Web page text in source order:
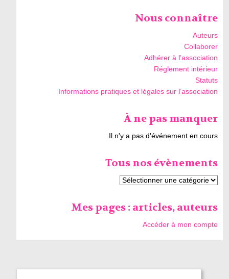
Nous connaître
Auteurs
Collaborer
Adhérer à l’association
Réglement intérieur
Statuts
Informations pratiques et légales sur l’association
À ne pas manquer
Il n'y a pas d'événement en cours
Tous nos évènements
Mes pages : articles, auteurs
Accéder à mon compte